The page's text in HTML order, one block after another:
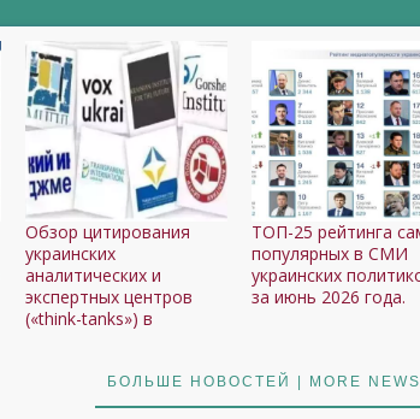
Обзор цитирования
украинских
аналитических и
экспертных центров
(«think-tanks») в
ТОП-25 рейтинга
популярных в СМИ
украинских
за июнь 2026 года.
БОЛЬШЕ НОВОСТЕЙ | MORE NEWS